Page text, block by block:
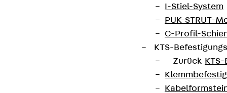
I-Stiel-System
PUK-STRUT-
C-Profil-
KTS-
Zurück